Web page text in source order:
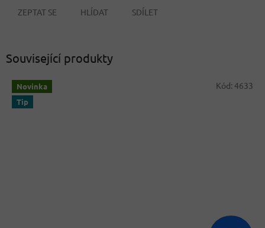
ZEPTAT SE HLÍDAT SDÍLET
Související produkty
Novinka
Tip
Kód: 4633